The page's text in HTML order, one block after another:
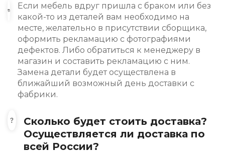
Если мебель вдруг пришла с браком или без
какой-то из деталей вам необходимо на
месте, желательно в присутствии сборщика,
оформить рекламацию с фотографиями
дефектов. Либо обратиться к менеджеру в
магазин и составить рекламацию с ним.
Замена детали будет осуществлена в
ближайший возможный день доставки с
фабрики.
Сколько будет стоить доставка?
Осуществляется ли доставка по
всей России?